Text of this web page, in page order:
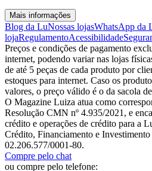
Mais informações
Blog da LuNossas lojasWhatsApp da
lojaRegulamentoAcessibilidade
Preços e condições de pagamento
internet, podendo variar nas lojas
de até 5 peças de cada produto por
estoques para internet. Caso os
valores, o preço válido é o da sacola
O Magazine Luiza atua como
Resolução CMN nº 4.935/2021, e
crédito e operações de crédito para a
Crédito, Financiamento e
02.206.577/0001-80.
Compre pelo chat
ou compre pelo telefone: